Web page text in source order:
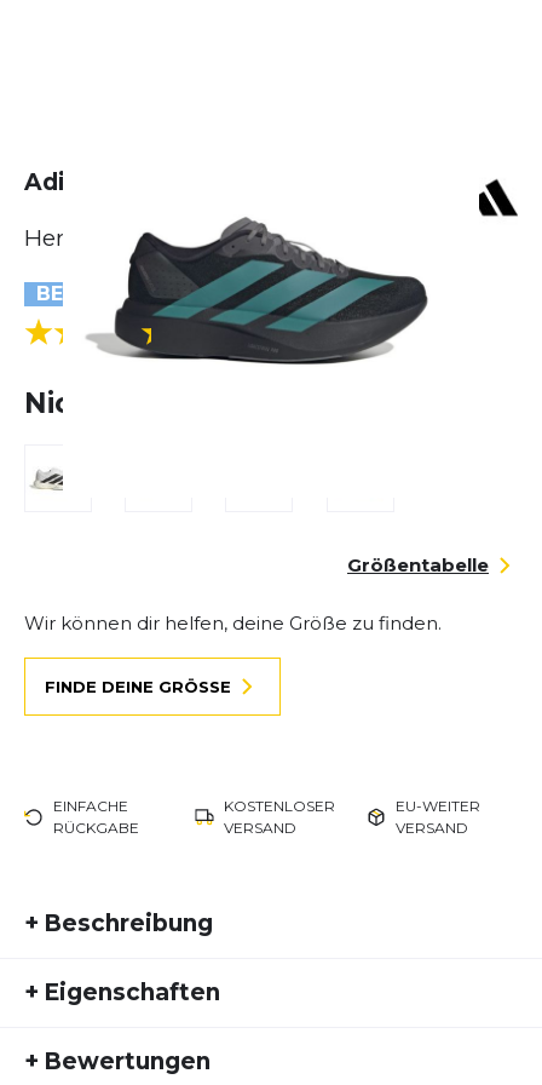
Adidas Adizero Evo SL
Herren
BESTSELLER
(5 Bewertungen)
Nicht lieferbar
Größentabelle
Wir können dir helfen, deine Größe zu finden.
FINDE DEINE GRÖSSE
EINFACHE
RÜCKGABE
KOSTENLOSER
VERSAND
EU-WEITER
VERSAND
+ Beschreibung
Trainingsschuh für alle, die ihre Performance auf
schnelle Einheiten, Intervallläufe und
Tempodauerläufe, überzeugt er mit einem
+ Eigenschaften
Fremdartikelnummer:
+ Bewertungen